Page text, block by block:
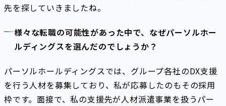
先を探していきましたね。
様々な転職の可能性があった中で、なぜパーソルホー
ルディングスを選んだのでしょうか？
パーソルホールディングスでは、グループ各社のDX支援
を行う人材を募集しており、私が応募したのもその採用
枠です。面接で、私の支援先が人材派遣事業を扱うパー